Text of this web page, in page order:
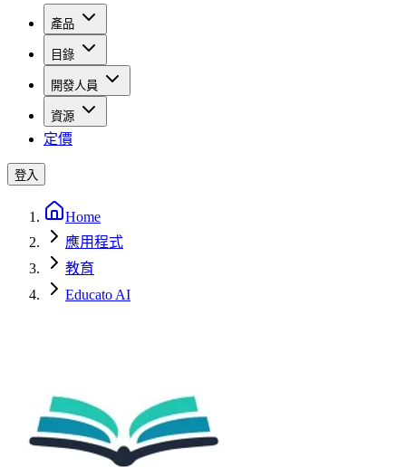
產品
目錄
開發人員
資源
定價
登入
Home
應用程式
教育
Educato AI